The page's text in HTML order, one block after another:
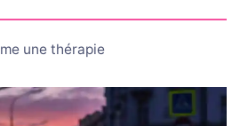
une thérapie